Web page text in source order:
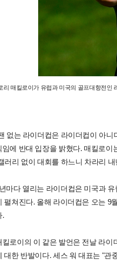
리 매킬로이가 유럽과 미국의 골프대항전인
없는 라이더컵은 라이더컵이 아
임에 반대 입장을 밝혔다. 매킬로
러리 없이 대회를 하느니 차라리
마다 열리는 라이더컵은 미국과
펼쳐진다. 올해 라이더컵은 오는 9
.
킬로이의 이 같은 발언은 전날 라이
대한 반발이다. 세스 워 대표는 "관